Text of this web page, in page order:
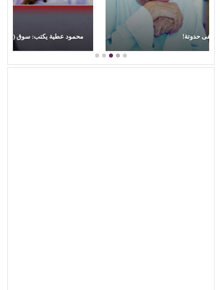
محمود عطية يكتب: سوق (الترند) واللحم الرخيص!